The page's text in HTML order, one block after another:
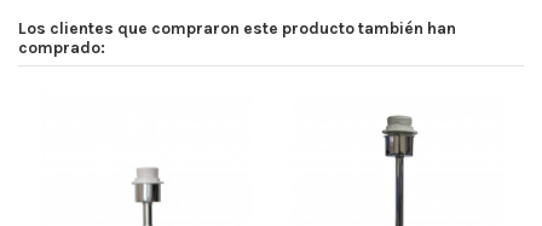
Los clientes que compraron este producto también han
comprado: